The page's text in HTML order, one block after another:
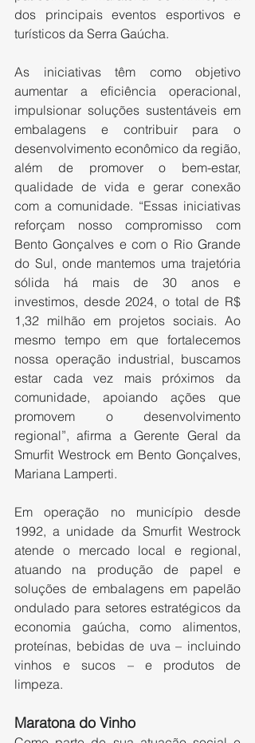
dos principais eventos esportivos e
turísticos da Serra Gaúcha.
As iniciativas têm como objetivo
aumentar a eficiência operacional,
impulsionar soluções sustentáveis em
embalagens e contribuir para o
desenvolvimento econômico da região,
além de promover o bem-estar,
qualidade de vida e gerar conexão
com a comunidade. “Essas iniciativas
reforçam nosso compromisso com
Bento Gonçalves e com o Rio Grande
do Sul, onde mantemos uma trajetória
sólida há mais de 30 anos e
investimos, desde 2024, o total de R$
1,32 milhão em projetos sociais. Ao
mesmo tempo em que fortalecemos
nossa operação industrial, buscamos
estar cada vez mais próximos da
comunidade, apoiando ações que
promovem o desenvolvimento
regional”, afirma a Gerente Geral da
Smurfit Westrock em Bento Gonçalves,
Mariana Lamperti.
Em operação no município desde
1992, a unidade da Smurfit Westrock
atende o mercado local e regional,
atuando na produção de papel e
soluções de embalagens em papelão
ondulado para setores estratégicos da
economia gaúcha, como alimentos,
proteínas, bebidas de uva – incluindo
vinhos e sucos – e produtos de
limpeza.
Maratona do Vinho